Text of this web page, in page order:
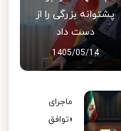
پشتوانه بزرگی را از
دست داد
1405/05/14
ماجرای
«توافق